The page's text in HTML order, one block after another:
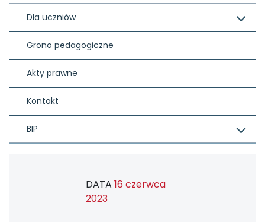
Dla uczniów
Grono pedagogiczne
Akty prawne
Kontakt
BIP
DATA 16 czerwca
2023